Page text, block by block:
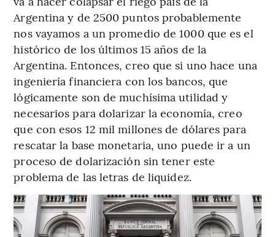
Argentina y de 2500 puntos probablemente
nos vayamos a un promedio de 1000 que es el
histórico de los últimos 15 años de la
Argentina. Entonces, creo que si uno hace una
ingeniería financiera con los bancos, que
lógicamente son de muchísima utilidad y
necesarios para dolarizar la economía, creo
que con esos 12 mil millones de dólares para
rescatar la base monetaria, uno puede ir a un
proceso de dolarización sin tener este
problema de las letras de liquidez.